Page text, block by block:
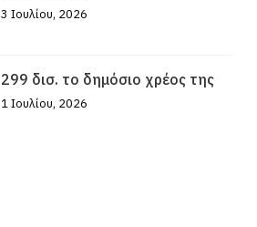
3 Ιουλίου, 2026
299 δισ. το δημόσιο χρέος της
1 Ιουλίου, 2026